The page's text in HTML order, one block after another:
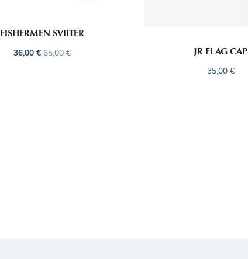
FISHERMEN SVIITER
36,00€ 65,00€ JR FLAG CAP
35,00 €